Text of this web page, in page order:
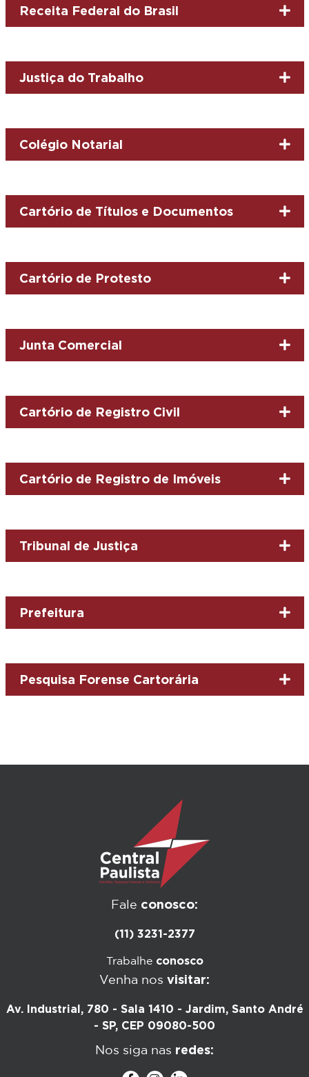
Receita Federal do Brasil
Justiça do Trabalho
Colégio Notarial
Cartório de Títulos e Documentos
Cartório de Protesto
Junta Comercial
Cartório de Registro Civil
Cartório de Registro de Imóveis
Tribunal de Justiça
Prefeitura
Pesquisa Forense Cartorária
Fale conosco:
(11) 3231-2377
Trabalhe conosco
Venha nos visitar:
Av. Industrial, 780 - Sala 1410 - Jardim, Santo André
- SP, CEP 09080-500
Nos siga nas redes: